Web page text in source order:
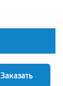
Заказать